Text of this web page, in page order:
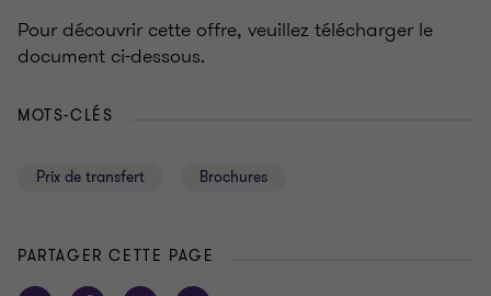
Pour découvrir cette offre, veuillez télécharger le
document ci-dessous.
MOTS-CLÉS
Prix de transfert Brochures
PARTAGER CETTE PAGE